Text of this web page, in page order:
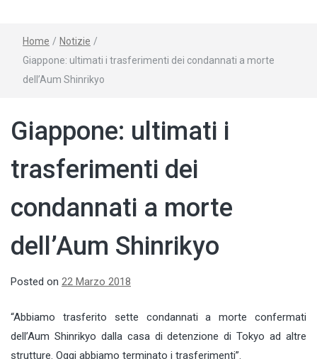
Home / Notizie /
Giappone: ultimati i trasferimenti dei condannati a morte
dell’Aum Shinrikyo
Giappone: ultimati i
trasferimenti dei
condannati a morte
dell’Aum Shinrikyo
Posted on 22 Marzo 2018
“Abbiamo trasferito sette condannati a morte confermati
dell’Aum Shinrikyo dalla casa di detenzione di Tokyo ad altre
strutture. Oggi abbiamo terminato i trasferimenti”.